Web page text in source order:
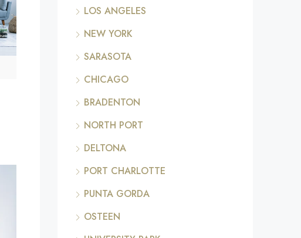
LOS ANGELES
NEW YORK
SARASOTA
CHICAGO
BRADENTON
NORTH PORT
DELTONA
PORT CHARLOTTE
PUNTA GORDA
OSTEEN